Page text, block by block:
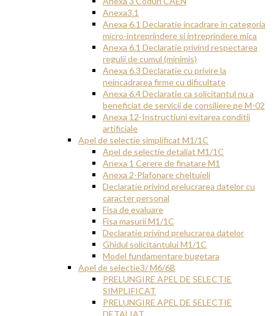
Anexa3.1
Anexa 6.1 Declaratie incadrare in categoria
micro-intreprindere si intreprindere mica
Anexa 6.1 Declaratie privind respectarea
regulii de cumul (minimis)
Anexa 6.3 Declaratie cu privire la
neincadrarea firme cu dificultate
Anexa 6.4 Declaratie ca solicitantul nu a
beneficiat de servicii de consiliere pe M-02
Anexa 12-Instructiuni evitarea conditii
artificiale
Apel de selectie simplificat M1/1C
Apel de selectie detaliat M1/1C
Anexa 1 Cerere de finatare M1
Anexa 2-Plafonare cheltuieli
Declaratie privind prelucrarea datelor cu
caracter personal
Fisa de evaluare
Fisa masurii M1/1C
Declaratie privind prelucrarea datelor
Ghidul solicitantului M1/1C
Model fundamentare bugetara
Apel de selectie3/ M6/6B
PRELUNGIRE APEL DE SELECTIE
SIMPLIFICAT
PRELUNGIRE APEL DE SELECTIE
DETALIAT